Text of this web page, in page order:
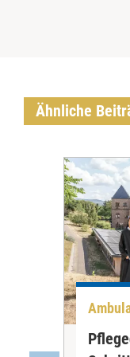
Ähnliche